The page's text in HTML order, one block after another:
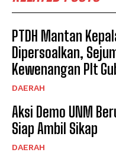
PTDH Mantan
Dipersoalkan,
Kewenangan Plt
DAERAH
Aksi Demo UNM
Siap Ambil Sikap
DAERAH